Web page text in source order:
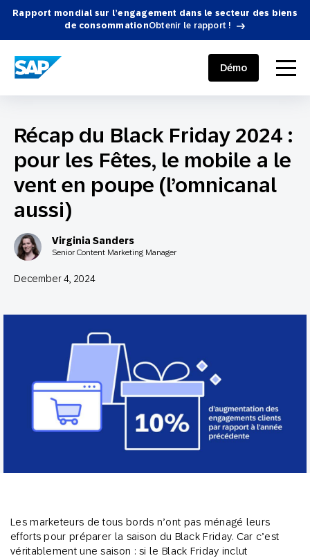
Rapport mondial sur l’engagement dans le secteur des biens
de consommationObtenir le rapport !
SAP ENGAGEMENT CLOUD menu
Démo
Récap du Black Friday 2024 :
pour les Fêtes, le mobile a le
vent en poupe (l’omnicanal
aussi)
Virginia Sanders
Senior Content Marketing Manager
December 4, 2024
Les marketeurs de tous bords n’ont pas ménagé leurs
efforts pour préparer la saison du Black Friday. Car c’est
véritablement une saison : si le Black Friday inclut